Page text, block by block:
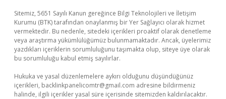
Sitemiz, 5651 Sayılı Kanun gereğince Bilgi Teknolojileri ve İletişim
Kurumu (BTK) tarafından onaylanmış bir Yer Sağlayıcı olarak hizmet
vermektedir. Bu nedenle, sitedeki içerikleri proaktif olarak denetleme
veya araştırma yükümlülüğümüz bulunmamaktadır. Ancak, üyelerimiz
yazdıkları içeriklerin sorumluluğunu taşımakta olup, siteye üye olarak
bu sorumluluğu kabul etmiş sayılırlar.
Hukuka ve yasal düzenlemelere aykırı olduğunu düşündüğünüz
içerikleri, backlinkpanelicomtr@gmail.com adresine bildirmeniz
halinde, ilgili içerikler yasal süre içerisinde sitemizden kaldırılacaktır.